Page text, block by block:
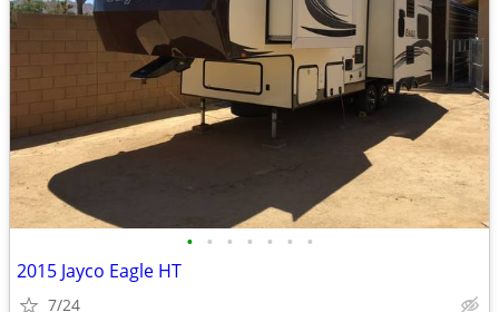
• • • • • • •
2015 Jayco Eagle HT
7/24